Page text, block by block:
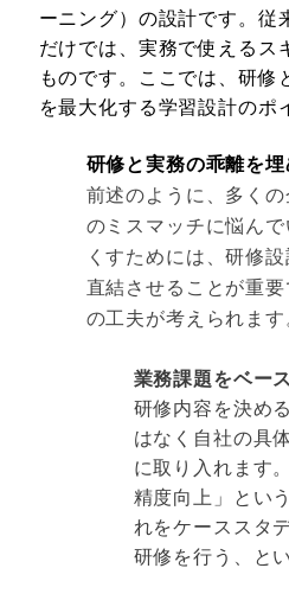
ーニング）の設計です。従
だけでは、実務で使えるス
ものです。ここでは、研修
を最大化する学習設計のポ
研修と実務の乖離を埋
前述のように、多く
のミスマッチに悩ん
くすためには、研修
直結させることが重
の工夫が考えられます
業務課題をベー
研修内容を決め
はなく自社の具
に取り入れます
精度向上」とい
れをケーススタ
研修を行う、と